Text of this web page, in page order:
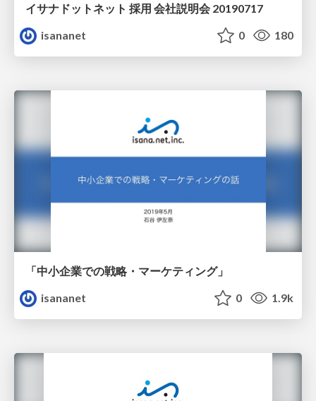
イサナドットネット 採用 会社説明会 20190717
isananet
0 180
「中小企業での戦略・マーケティング」
isananet
0 1.9k